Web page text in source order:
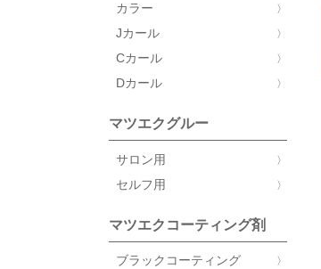
カラー
Jカール
Cカール
Dカール
マツエクグルー
サロン用
セルフ用
マツエクコーティング剤
ブラックコーティング